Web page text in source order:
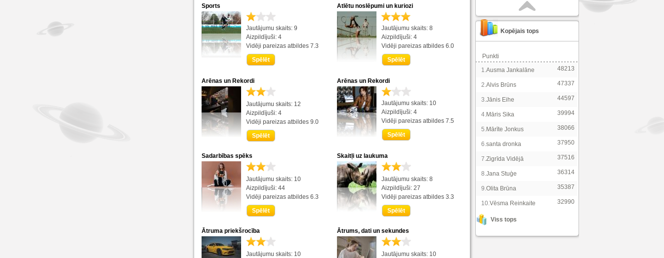
Sports
Jautājumu skaits: 9
Aizpildījuši: 4
Vidēji pareizas atbildes 7.3
Spēlēt
Atlētu noslēpumi un kuriozi
Jautājumu skaits: 8
Aizpildījuši: 4
Vidēji pareizas atbildes 6.0
Spēlēt
Arēnas un Rekordi
Jautājumu skaits: 12
Aizpildījuši: 4
Vidēji pareizas atbildes 9.0
Spēlēt
Arēnas un Rekordi
Jautājumu skaits: 10
Aizpildījuši: 4
Vidēji pareizas atbildes 7.5
Spēlēt
Sadarbības spēks
Jautājumu skaits: 10
Aizpildījuši: 44
Vidēji pareizas atbildes 6.3
Spēlēt
Skaitļi uz laukuma
Jautājumu skaits: 8
Aizpildījuši: 27
Vidēji pareizas atbildes 3.3
Spēlēt
Ātruma priekšrocība
Jautājumu skaits: 10
Ātrums, dati un sekundes
Jautājumu skaits: 10
Kopējais tops
Punkti
1.Ausma Jankalāne 48213
2.Alvis Brūns 47337
3.Jānis Eihe 44597
4.Māris Sika 39994
5.Mārīte Jonkus 38066
6.santa dronka 37950
7.Zigrīda Vidējā 37516
8.Jana Stuģe 36314
9.Olita Brūna 35387
10.Vēsma Reinkaite 32990
Viss tops